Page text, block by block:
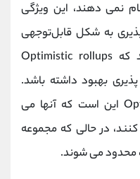
نمی‌ دهند، این ویژگی
به شکل قابل‌توجهی
شود. تخمین‌ ها نشان می‌ دهند که Optimistic rollups
در مقیاس‌ پذیری بهبود داشته باشد.
مزیت بزرگ دیگر Optimistic rollups این است که آنها می
کنند، در حالی که مجموعه
محدود می شوند.